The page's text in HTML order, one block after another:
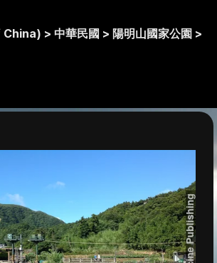
China) > 中華民國 > 陽明山國家公園 >